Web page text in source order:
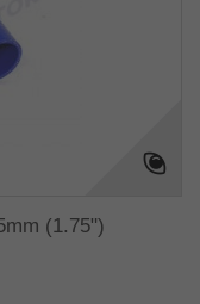
(1.75")